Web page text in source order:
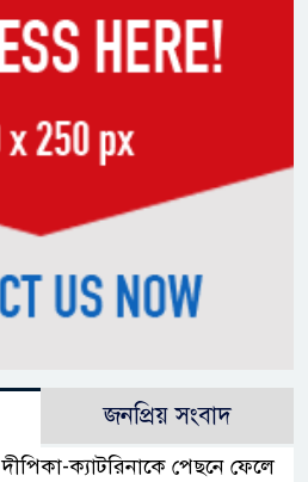
জনপ্রিয় সংবাদ
দীপিকা-ক্যাটরিনাকে পেছনে ফেলে